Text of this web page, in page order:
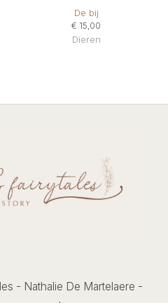
De bij
€ 15,00
Dieren
- Nathalie De Martelaere -